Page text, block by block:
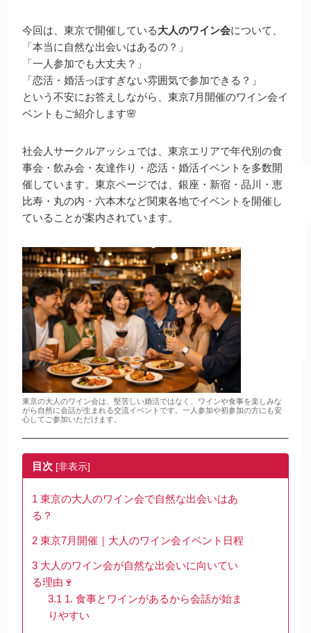
今回は、東京で開催している大人のワイン会について、
「本当に自然な出会いはあるの？」
「一人参加でも大丈夫？」
「恋活・婚活っぽすぎない雰囲気で参加できる？」
という不安にお答えしながら、東京7月開催のワイン会イ
ベントもご紹介します🌸
社会人サークルアッシュでは、東京エリアで年代別の食
事会・飲み会・友達作り・恋活・婚活イベントを多数開
催しています。東京ページでは、銀座・新宿・品川・恵
比寿・丸の内・六本木など関東各地でイベントを開催し
ていることが案内されています。
東京の大人のワイン会は、堅苦しい婚活ではなく、ワインや食事を楽しみな
がら自然に会話が生まれる交流イベントです。一人参加や初参加の方にも安
心してご参加いただけます。
目次 [非表示]
1 東京の大人のワイン会で自然な出会いはあ
る？
2 東京7月開催｜大人のワイン会イベント日程
3 大人のワイン会が自然な出会いに向いてい
る理由🍷
3.1 1. 食事とワインがあるから会話が始ま
りやすい